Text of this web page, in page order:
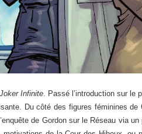
Joker Infinite . Passé l’introduction sur
Du côté des figures féminines
de Gordon sur le Réseau via